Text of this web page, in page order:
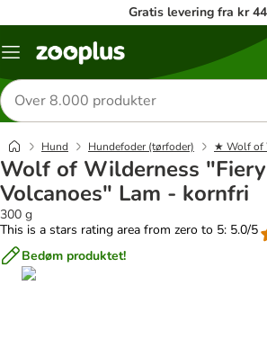
Gratis levering fra kr
Menu
Søg
efter
produkter
Hund Hundefoder (tørfoder) ★ Wolf of
Wolf of Wilderness "Fiery
Volcanoes" Lam - kornfri
300 g
This is a stars rating area from zero to 5: 5.0/5
Bedøm produktet!